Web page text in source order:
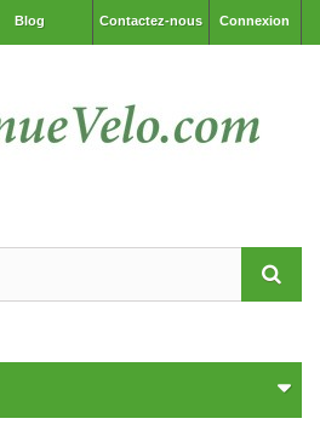
Connexion
Contactez-nous
Blog